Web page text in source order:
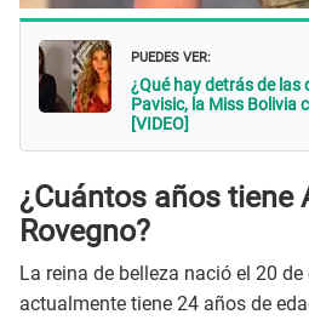
PUEDES VER:
¿Qué hay detrás de las
Pavisic, la Miss Bolivia
[VIDEO]
¿Cuántos años tiene
Rovegno?
La reina de belleza nació el 20
actualmente tiene 24 años de